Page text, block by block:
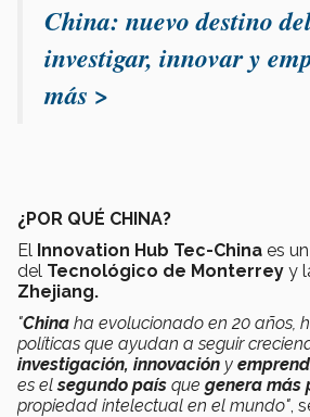
China: nuevo destino
investigar, innovar y
más >
¿POR QUÉ CHINA?
El Innovation Hub Tec-China es
del Tecnológico de Monterrey y
Zhejiang.
"China ha evolucionado en 20 años,
políticas que ayudan a seguir
investigación, innovación y
es elsegundo país que genera más
propiedad intelectual en el mundo" ,